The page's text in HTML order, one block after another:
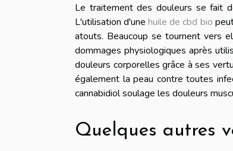
Le traitement des douleurs se fait
L'utilisation d'unehuile de cbd bio
atouts. Beaucoup se tournent vers
dommages physiologiques après
douleurs corporelles grâce à ses
également la peau contre toutes
cannabidiol soulage les douleurs
Quelques autres